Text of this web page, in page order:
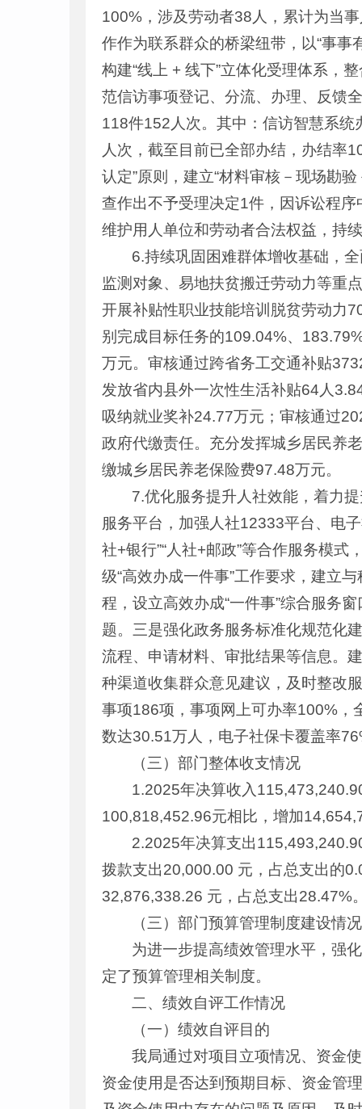
100%，涉及劳动者38人，累计为当
作作为联系群众的桥梁纽带，以“事
构建“线上 + 线下”立体化受理体系，
范信访事项登记、分流、办理、反馈
118件152人次。其中：信访智慧系
人次，截至目前已全部办结，办结率
认定”原则，建立“材料审核－现场勘
查作出不予受理决定1件，因诉讼程
维护用人单位和劳动者合法权益，持
6.持续巩固困难群体增收基础，
监测对象、易地扶贫搬迁劳动力等重
开展补贴性职业技能培训脱贫劳动力
别完成目标任务的109.04%、
万元。审核通过跨省务工交通补贴
发放省内县外一次性生活补贴64人
吸纳就业奖补24.77万元；审核通过
政府代缴责任。充分发挥城乡居民养
缴城乡居民养老保险费97.48万元。
7.优化服务提升人社效能，着力
服务平台，加强人社12333平台、电
社+银行”“人社+邮政”等合作服务模
级“高效办成一件事”工作要求，建立
程，设立高效办成“一件事”综合服务
题。三是强化政务服务标准化规范化
流程、申请材料、审批结果等信息。
种渠道收集群众意见建议，及时整改
事项186项，事项网上可办率100%，
数达30.51万人，电子社保卡覆盖率
（三）部门整体收支情况
1.2025年决算收入
100,818,452.96元相比，增加
2.2025年决算支出
拨款支出20,000.00 元，占总支出的
32,876,338.26 元，占总支出28.47%
（三）部门预算管理制度建设情况
为进一步提高绩效管理水平，强
定了预算管理相关制度。
二、绩效自评工作情况
（一）绩效自评目的
我局通过对项目立项情况、资金
资金使用是否达到预期目标、资金管